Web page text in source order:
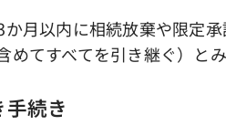
月以内に相続放棄や限定
てすべてを引き継ぐ）とみ
続き